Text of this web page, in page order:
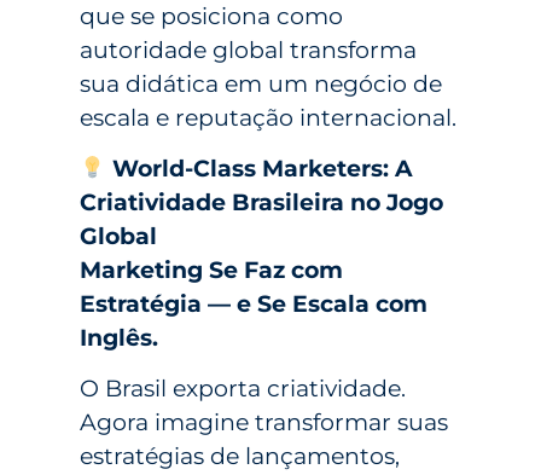
que se posiciona como
autoridade global transforma
sua didática em um negócio de
escala e reputação internacional.
World-Class Marketers: A
Criatividade Brasileira no Jogo
Global
Marketing Se Faz com
Estratégia — e Se Escala com
Inglês.
O Brasil exporta criatividade.
Agora imagine transformar suas
estratégias de lançamentos,